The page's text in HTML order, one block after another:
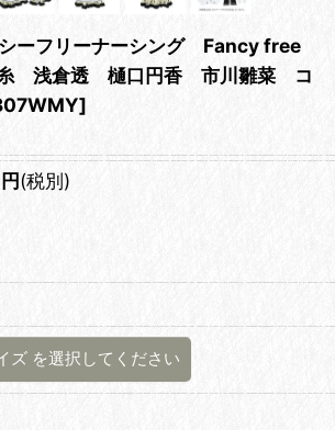
ーフリーナーシング Fancy free
浅倉透 樋口円香 市川雛菜 コ
]
円(税別)
ズ を選択してください